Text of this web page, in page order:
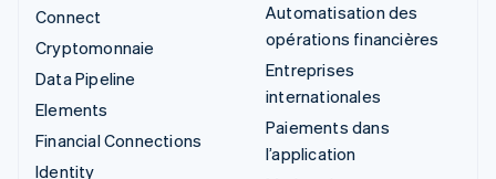
Connect
Cryptomonnaie
Data Pipeline
Elements
Financial Connections
Identity
Automatisation des
opérations financières
Entreprises
internationales
Paiements dans
l’application